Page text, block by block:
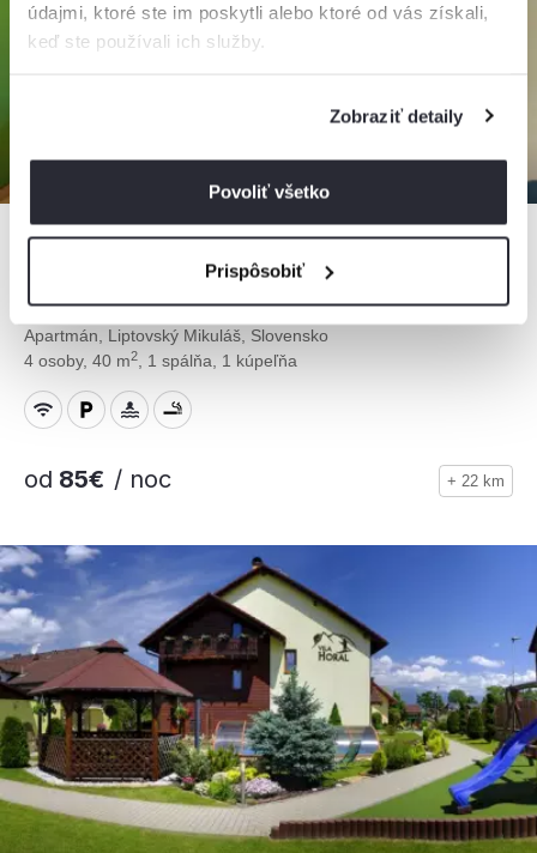
údajmi, ktoré ste im poskytli alebo ktoré od vás získali,
keď ste používali ich služby.
Zobraziť detaily
Povoliť všetko
Prispôsobiť
Apartmán Abbey Road
Apartmán, Liptovský Mikuláš, Slovensko
4 osoby, 40 m2 , 1 spálňa, 1 kúpeľňa
od 85€ / noc + 22 km